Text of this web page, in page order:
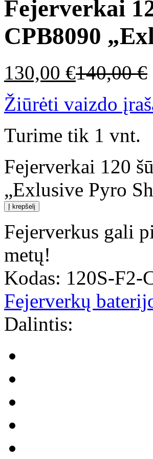
Fejerverkai
CPB8090
130,00 €140,00€
Žiūrėti vaizdo
Turime tik 1 vnt.
Fejerverkai 120
„Exlusive Pyro
Į krepšelį
Fejerverkus gali
metų!
Kodas: 120S-F2-
Fejerverkų
Dalintis: